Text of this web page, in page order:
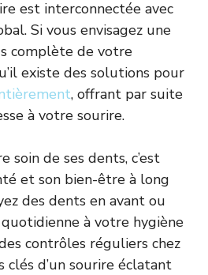
est interconnectée avec
Si vous envisagez une
complète de votre
existe des solutions pour
, offrant par suite
à votre sourire.
soin de ses dents, c’est
et son bien-être à long
des dents en avant ou
à votre hygiène
contrôles réguliers chez
d’un sourire éclatant